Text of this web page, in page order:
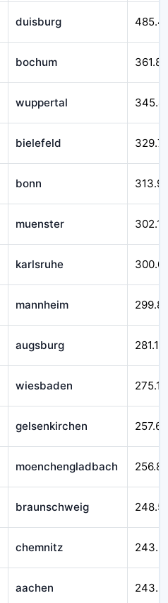
duisburg
bochum
wuppertal
bielefeld
bonn
muenster
karlsruhe
mannheim
augsburg 281.111
wiesbaden
gelsenkirchen
moenchengladbach
braunschweig
chemnitz
aachen